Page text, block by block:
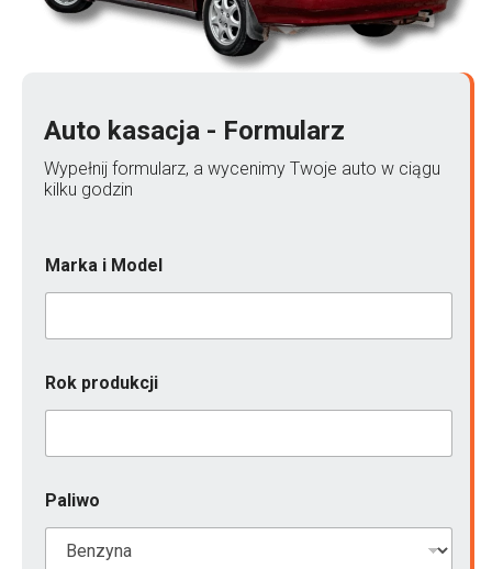
Auto kasacja - Formularz
Wypełnij formularz, a wycenimy Twoje auto w ciągu
kilku godzin
Marka i Model
Rok produkcji
Paliwo